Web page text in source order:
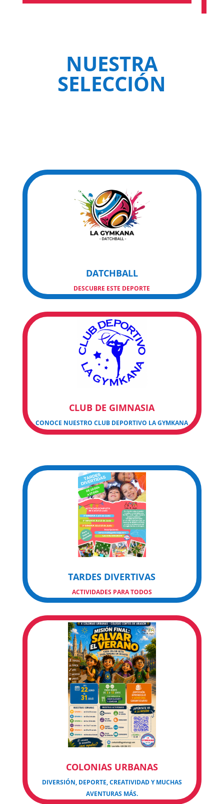
NUESTRA
SELECCIÓN
DATCHBALL
DESCUBRE ESTE DEPORTE
CLUB DE GIMNASIA
CONOCE NUESTRO CLUB DEPORTIVO LA GYMKANA
TARDES DIVERTIVAS
ACTIVIDADES PARA TODOS
COLONIAS URBANAS
DIVERSIÓN, DEPORTE, CREATIVIDAD Y MUCHAS
AVENTURAS MÁS.